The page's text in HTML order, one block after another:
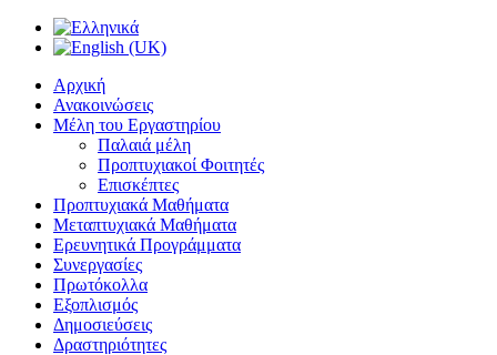
Αρχική
Ανακοινώσεις
Μέλη του Εργαστηρίου
Παλαιά μέλη
Προπτυχιακοί Φοιτητές
Επισκέπτες
Προπτυχιακά Μαθήματα
Μεταπτυχιακά Μαθήματα
Ερευνητικά Προγράμματα
Συνεργασίες
Πρωτόκολλα
Εξοπλισμός
Δημοσιεύσεις
Δραστηριότητες